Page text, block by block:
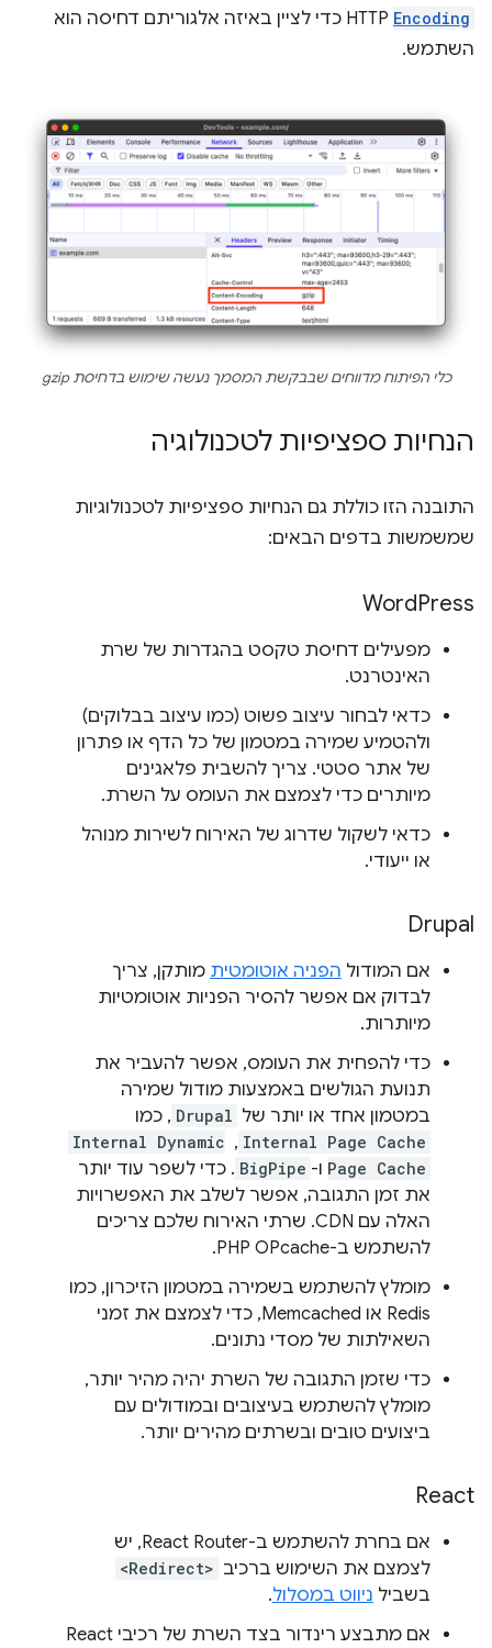
Encoding
HTTP כדי לציין באיזה אלגוריתם דחיסה הוא
השתמש.
כלי הפיתוח מדווחים שבבקשת המסמך נעשה שימוש בדחיסת gzip
הנחיות ספציפיות לטכנולוגיה
התובנה הזו כוללת גם הנחיות ספציפיות לטכנולוגיות
שמשמשות בדפים הבאים:
WordPress
מפעילים דחיסת טקסט בהגדרות של שרת
האינטרנט.
כדאי לבחור עיצוב פשוט (כמו עיצוב בבלוקים)
ולהטמיע שמירה במטמון של כל הדף או פתרון
של אתר סטטי. צריך להשבית פלאגינים
מיותרים כדי לצמצם את העומס על השרת.
כדאי לשקול שדרוג של האירוח לשירות מנוהל
או ייעודי.
Drupal
אם המודול הפניה אוטומטית מותקן, צריך
לבדוק אם אפשר להסיר הפניות אוטומטיות
מיותרות.
כדי להפחית את העומס, אפשר להעביר את
תנועת הגולשים באמצעות מודול שמירה
במטמון אחד או יותר של Drupal , כמו
Internal Page Cache
, ‏
Internal Dynamic
Page Cache ו- BigPipe . כדי לשפר עוד יותר
את זמן התגובה, אפשר לשלב את האפשרויות
האלה עם CDN. שרתי האירוח שלכם צריכים
להשתמש ב-PHP OPcache.
מומלץ להשתמש בשמירה במטמון הזיכרון, כמו
Redis או Memcached, כדי לצמצם את זמני
השאילתות של מסדי נתונים.
כדי שזמן התגובה של השרת יהיה מהיר יותר,
מומלץ להשתמש בעיצובים ובמודולים עם
ביצועים טובים ובשרתים מהירים יותר.
React
אם בחרת להשתמש ב-React Router, יש
לצמצם את השימוש ברכיב <Redirect>
בשביל ניווט במסלול.
אם מתבצע רינדור בצד השרת של רכיבי React